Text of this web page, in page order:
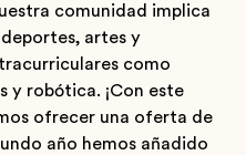
comunidad implica
artes y
como
y robótica. ¡Con este
ofrecer una oferta de
año hemos añadido